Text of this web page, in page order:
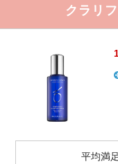
クラリ
平均満